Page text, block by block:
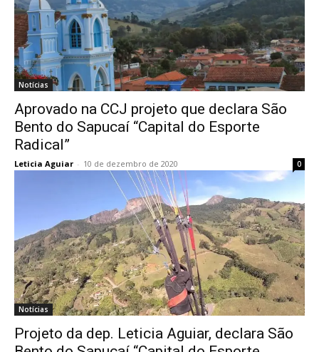
Notícias
Aprovado na CCJ projeto que declara São
Bento do Sapucaí “Capital do Esporte
Radical”
Leticia Aguiar - 10 de dezembro de 2020 0
Notícias
Projeto da dep. Leticia Aguiar, declara São